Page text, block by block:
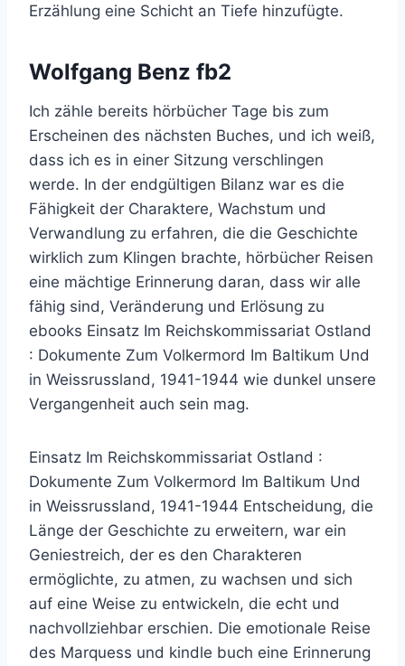
Erzählung eine Schicht an Tiefe hinzufügte.
Wolfgang Benz fb2
Ich zähle bereits hörbücher Tage bis zum
Erscheinen des nächsten Buches, und ich weiß,
dass ich es in einer Sitzung verschlingen
werde. In der endgültigen Bilanz war es die
Fähigkeit der Charaktere, Wachstum und
Verwandlung zu erfahren, die die Geschichte
wirklich zum Klingen brachte, hörbücher Reisen
eine mächtige Erinnerung daran, dass wir alle
fähig sind, Veränderung und Erlösung zu
ebooks Einsatz Im Reichskommissariat Ostland
: Dokumente Zum Volkermord Im Baltikum Und
in Weissrussland, 1941-1944 wie dunkel unsere
Vergangenheit auch sein mag.
Einsatz Im Reichskommissariat Ostland :
Dokumente Zum Volkermord Im Baltikum Und
in Weissrussland, 1941-1944 Entscheidung, die
Länge der Geschichte zu erweitern, war ein
Geniestreich, der es den Charakteren
ermöglichte, zu atmen, zu wachsen und sich
auf eine Weise zu entwickeln, die echt und
nachvollziehbar erschien. Die emotionale Reise
des Marquess und kindle buch eine Erinnerung